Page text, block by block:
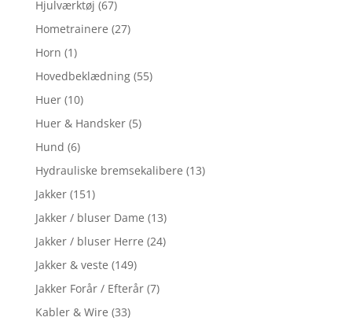
Hjulværktøj (67)
Hometrainere (27)
Horn (1)
Hovedbeklædning (55)
Huer (10)
Huer & Handsker (5)
Hund (6)
Hydrauliske bremsekalibere (13)
Jakker (151)
Jakker / bluser Dame (13)
Jakker / bluser Herre (24)
Jakker & veste (149)
Jakker Forår / Efterår (7)
Kabler & Wire (33)